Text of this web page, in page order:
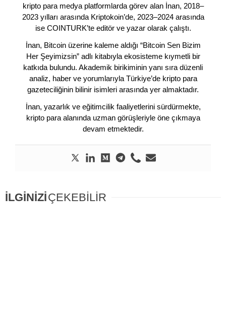
kripto para medya platformlarda görev alan İnan, 2018–
2023 yılları arasında Kriptokoin’de, 2023–2024 arasında
ise COINTURK’te editör ve yazar olarak çalıştı.
İnan, Bitcoin üzerine kaleme aldığı “Bitcoin Sen Bizim
Her Şeyimizsin” adlı kitabıyla ekosisteme kıymetli bir
katkıda bulundu. Akademik birikiminin yanı sıra düzenli
analiz, haber ve yorumlarıyla Türkiye’de kripto para
gazeteciliğinin bilinir isimleri arasında yer almaktadır.
İnan, yazarlık ve eğitimcilik faaliyetlerini sürdürmekte,
kripto para alanında uzman görüşleriyle öne çıkmaya
devam etmektedir.
İLGİNİZİÇEKEBİLİR